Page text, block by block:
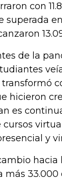
con
superada
de la
transformó
hicieron
es
cursos
y